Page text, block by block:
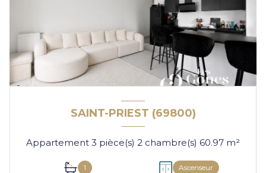
SAINT-PRIEST (69800)
Appartement 3 pièce(s) 2 chambre(s) 60.97 m²
1 Ascenseur